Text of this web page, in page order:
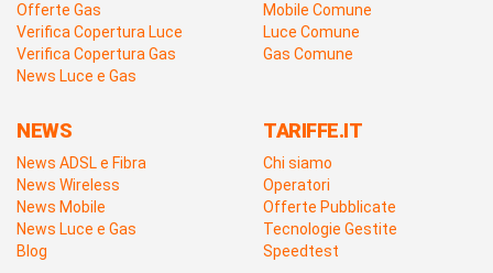
Offerte Gas
Verifica Copertura Luce
Verifica Copertura Gas
News Luce e Gas
Mobile Comune
Luce Comune
Gas Comune
NEWS
News ADSL e Fibra
News Wireless
News Mobile
News Luce e Gas
Blog
TARIFFE.IT
Chi siamo
Operatori
Offerte Pubblicate
Tecnologie Gestite
Speedtest